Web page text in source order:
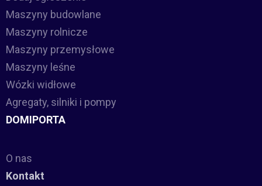
Maszyny budowlane
Maszyny rolnicze
Maszyny przemysłowe
Maszyny leśne
Wózki widłowe
Agregaty, silniki i pompy
DOMIPORTA
O nas
Kontakt